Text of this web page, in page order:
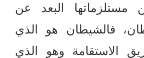
مستلزماتها البعد عن
فالشيطان هو الذي
الاستقامة وهو الذي